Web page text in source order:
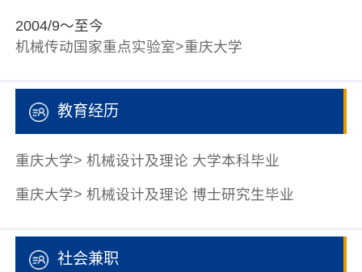
2004/9～至今
机械传动国家重点实验室>重庆大学
教育经历
重庆大学> 机械设计及理论 大学本科毕业
重庆大学> 机械设计及理论 博士研究生毕业
社会兼职